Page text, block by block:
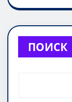
n
o
kl
a
at
s
A
p
ПОИСК